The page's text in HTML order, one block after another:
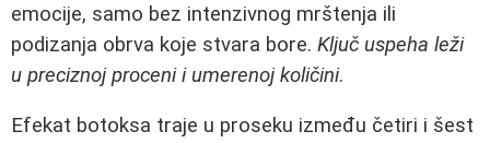
emocije, samo bez intenzivnog mrštenja ili
podizanja obrva koje stvara bore. Ključ uspeha leži
u preciznoj proceni i umerenoj količini.
Efekat botoksa traje u proseku između četiri i šest